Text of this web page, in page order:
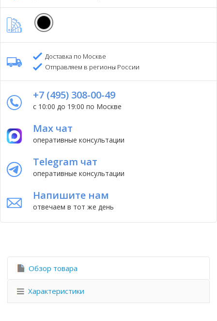
Доставка по Москве
Отправляем в регионы России
+7 (495) 308-00-49
с 10:00 до 19:00 по Москве
Max чат
оперативные консультации
Telegram чат
оперативные консультации
Напишите нам
отвечаем в тот же день
Обзор товара
Характеристики